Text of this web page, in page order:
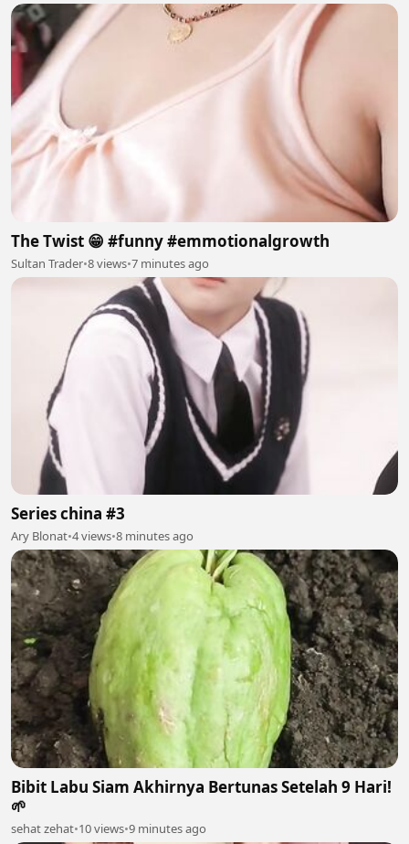
The Twist 😁 #funny #emmotionalgrowth
Sultan Trader•8 views•7 minutes ago
Series china #3
Ary Blonat•4 views•8 minutes ago
Bibit Labu Siam Akhirnya Bertunas Setelah 9 Hari!
🌱
sehat zehat•10 views•9 minutes ago